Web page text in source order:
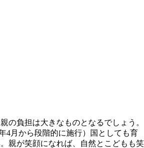
負担は大きなものとなるでしょう。
4月から段階的に施行）国としても育
親が笑顔になれば、自然とこどもも笑